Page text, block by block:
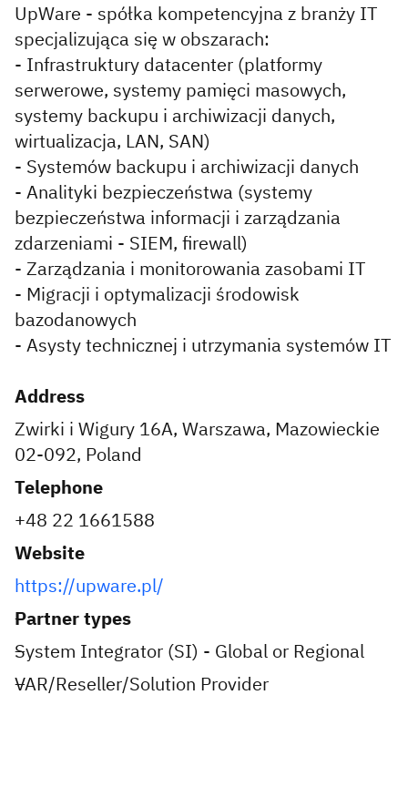
UpWare - spółka kompetencyjna z branży IT
specjalizująca się w obszarach:
- Infrastruktury datacenter (platformy
serwerowe, systemy pamięci masowych,
systemy backupu i archiwizacji danych,
wirtualizacja, LAN, SAN)
- Systemów backupu i archiwizacji danych
- Analityki bezpieczeństwa (systemy
bezpieczeństwa informacji i zarządzania
zdarzeniami - SIEM, firewall)
- Zarządzania i monitorowania zasobami IT
- Migracji i optymalizacji środowisk
bazodanowych
- Asysty technicznej i utrzymania systemów IT
Address
Zwirki i Wigury 16A, Warszawa, Mazowieckie
02-092, Poland
Telephone
+48 22 1661588
Website
https://upware.pl/
Partner types
System Integrator (SI) - Global or Regional
VAR/Reseller/Solution Provider